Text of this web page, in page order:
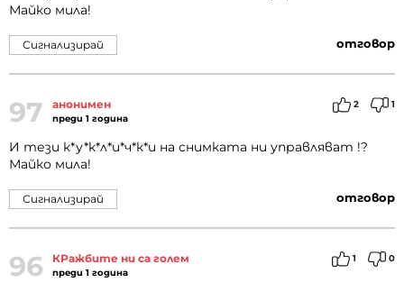
Майко мила!
отговор
Сигнализирай
97 анонимен
преди 1 година
2 1
И тези к*у*к*л*и*ч*к*и на снимката ни управляват !?
Майко мила!
отговор
Сигнализирай
96 КРажбите ни са голем
преди 1 година
1 0